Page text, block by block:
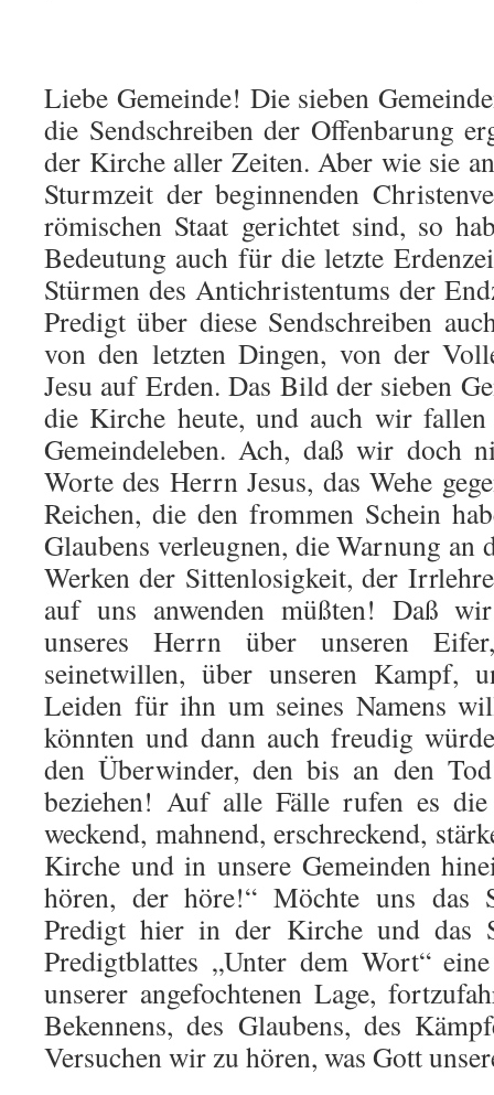
Liebe Gemeinde! Die sieben
die Sendschreiben der Offenbarung
der Kirche aller Zeiten. Aber wie sie
Sturmzeit der beginnenden
römischen Staat gerichtet sind, so
Bedeutung auch für die letzte
Stürmen des Antichristentums der
Predigt über diese Sendschreiben
von den letzten Dingen, von der
Jesu auf Erden. Das Bild der sieben
die Kirche heute, und auch wir
Gemeindeleben. Ach, daß wir doch
Worte des Herrn Jesus, das Wehe
Reichen, die den frommen Schein
Glaubens verleugnen, die Warnung an
Werken der Sittenlosigkeit, der
auf uns anwenden müßten! Daß
unseres Herrn über unseren
seinetwillen, über unseren Kampf,
Leiden für ihn um seines Namens
könnten und dann auch freudig
den Überwinder, den bis an den
beziehen! Auf alle Fälle rufen es die
weckend, mahnend, erschreckend,
Kirche und in unsere Gemeinden
hören, der höre!“ Möchte uns das
Predigt hier in der Kirche und das
Predigtblattes „Unter dem Wort“
unserer angefochtenen Lage,
Bekennens, des Glaubens, des
Versuchen wir zu hören, was Gott